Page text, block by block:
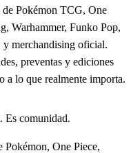
de Pokémon TCG, One
Warhammer, Funko Pop,
merchandising oficial.
preventas y ediciones
a lo que realmente importa.
Es comunidad.
Pokémon, One Piece,